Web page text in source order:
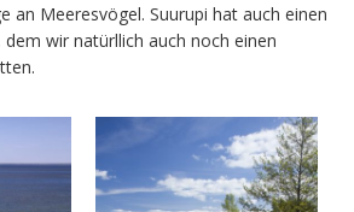
an Meeresvögel. Suurupi hat auch einen
wir natürllich auch noch einen